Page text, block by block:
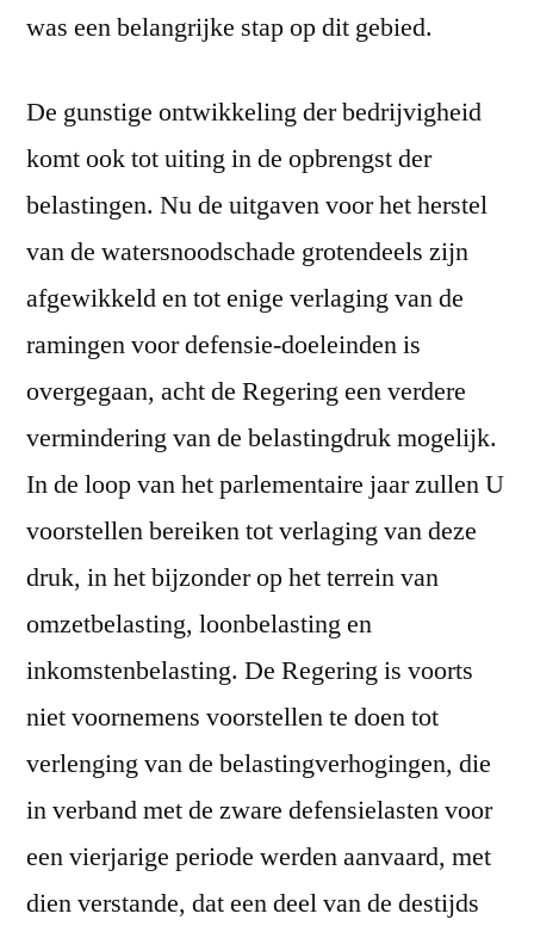
was een belangrijke stap op dit gebied.
De gunstige ontwikkeling der bedrijvigheid
komt ook tot uiting in de opbrengst der
belastingen. Nu de uitgaven voor het herstel
van de watersnoodschade grotendeels zijn
afgewikkeld en tot enige verlaging van de
ramingen voor defensie-doeleinden is
overgegaan, acht de Regering een verdere
vermindering van de belastingdruk mogelijk.
In de loop van het parlementaire jaar zullen U
voorstellen bereiken tot verlaging van deze
druk, in het bijzonder op het terrein van
omzetbelasting, loonbelasting en
inkomstenbelasting. De Regering is voorts
niet voornemens voorstellen te doen tot
verlenging van de belastingverhogingen, die
in verband met de zware defensielasten voor
een vierjarige periode werden aanvaard, met
dien verstande, dat een deel van de destijds